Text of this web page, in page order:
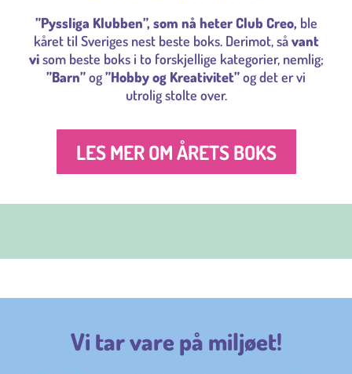
”Pyssliga Klubben”, som nå heter Club Creo, ble
kåret til Sveriges nest beste boks. Derimot, såvant
visom beste boks i to forskjellige kategorier, nemlig;
”Barn”og”Hobby og Kreativitet”og det er vi
utrolig stolte over.
LES MER OM ÅRETS BOKS
Vi tar vare på miljøet!